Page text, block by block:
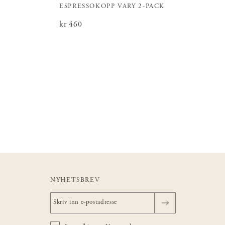
ESPRESSOKOPP VARY 2-PACK
Pris:kr 460
kr 460
NYHETSBREV